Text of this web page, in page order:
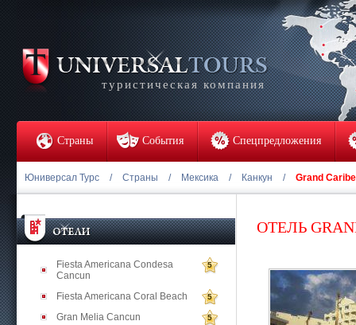
туристическая компания
Страны События Спецпредложения
Юниверсал Турс / Страны / Мексика / Канкун / Grand
Fiesta Americana Condesa
Cancun
5
Fiesta Americana Coral Beach 5
Gran Melia Cancun 5
ОТЕЛЬ